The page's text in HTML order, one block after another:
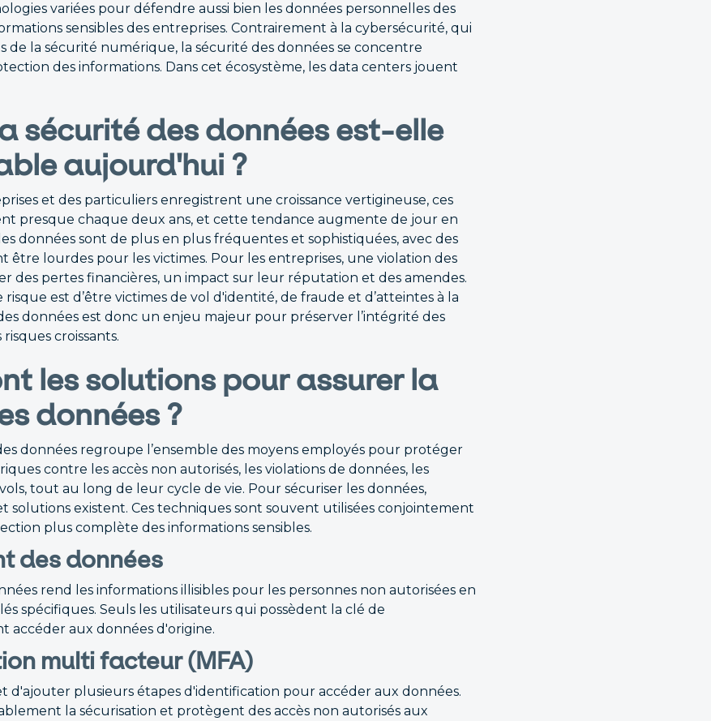
variées pour défendre aussi bien les données personnelles des
sensibles des entreprises. Contrairement à la cybersécurité, qui
de la sécurité numérique, la sécurité des données se concentre
des informations. Dans cet écosystème, les data centers jouent
sécurité des données est-elle
aujourd'hui ?
et des particuliers enregistrent une croissance vertigineuse, ces
presque chaque deux ans, et cette tendance augmente de jour en
données sont de plus en plus fréquentes et sophistiquées, avec des
être lourdes pour les victimes. Pour les entreprises, une violation des
des pertes financières, un impact sur leur réputation et des amendes.
est d’être victimes de vol d'identité, de fraude et d’atteintes à la
données est donc un enjeu majeur pour préserver l’intégrité des
croissants.
les solutions pour assurer la
données ?
données regroupe l’ensemble des moyens employés pour protéger
contre les accès non autorisés, les violations de données, les
tout au long de leur cycle de vie. Pour sécuriser les données,
solutions existent. Ces techniques sont souvent utilisées conjointement
plus complète des informations sensibles.
des données
rend les informations illisibles pour les personnes non autorisées en
spécifiques. Seuls les utilisateurs qui possèdent la clé de
accéder aux données d'origine.
multi facteur (MFA)
d'ajouter plusieurs étapes d'identification pour accéder aux données.
la sécurisation et protègent des accès non autorisés aux